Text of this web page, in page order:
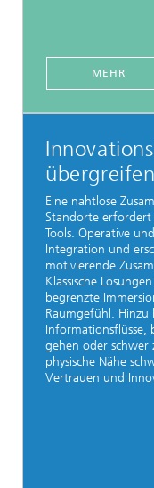
MEHR
Eine nahtlose
Standorte erfordert
Tools. Operative
Integration und
motivierende
Klassische
begrenzte
Raumgefühl.
Informationsflüsse,
gehen oder schwer
physische Nähe
Vertrauen und